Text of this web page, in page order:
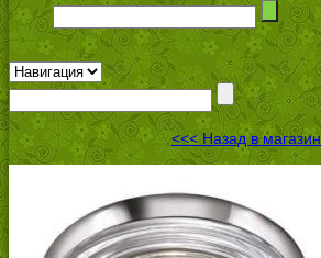
<<< Назад в магазин